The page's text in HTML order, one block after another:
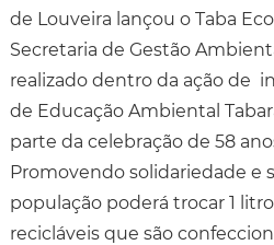
de Louveira lançou o Taba
Secretaria de Gestão
realizado dentro da ação de
de Educação Ambiental
parte da celebração de 58
Promovendo solidariedade e
população poderá trocar 1
recicláveis que são